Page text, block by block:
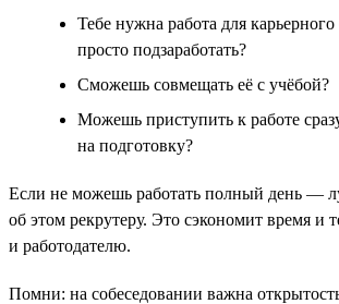
Тебе нужна работа для
просто подзаработать?
Сможешь совмещать её с учёбой?
Можешь приступить к работе
на подготовку?
Если не можешь работать полный день —
об этом рекрутеру. Это сэкономит время и
и работодателю.
Помни: на собеседовании важна